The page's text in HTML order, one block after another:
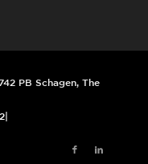
PB Schagen, The